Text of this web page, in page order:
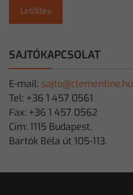
Letöltés
SAJTÓKAPCSOLAT
E-mail: sajto@clementine.hu
Tel: +36 1 457 0561
Fax: +36 1 457 0562
Cím: 1115 Budapest,
Bartók Béla út 105-113.